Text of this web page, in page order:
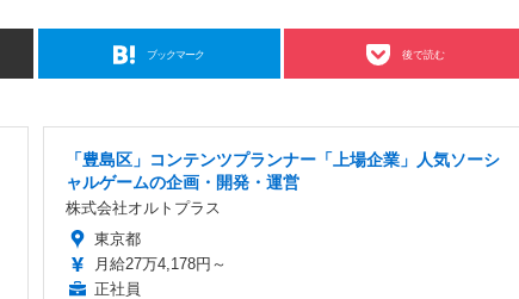
ブックマーク 後で読む
「豊島区」コンテンツプランナー「上場企業」人気ソーシ
ャルゲームの企画・開発・運営
株式会社オルトプラス
東京都
月給27万4,178円～
正社員